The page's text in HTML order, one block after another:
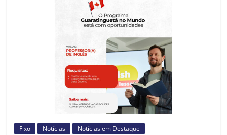
Guaratinguetá
Fixo Notícias Notícias em Destaque